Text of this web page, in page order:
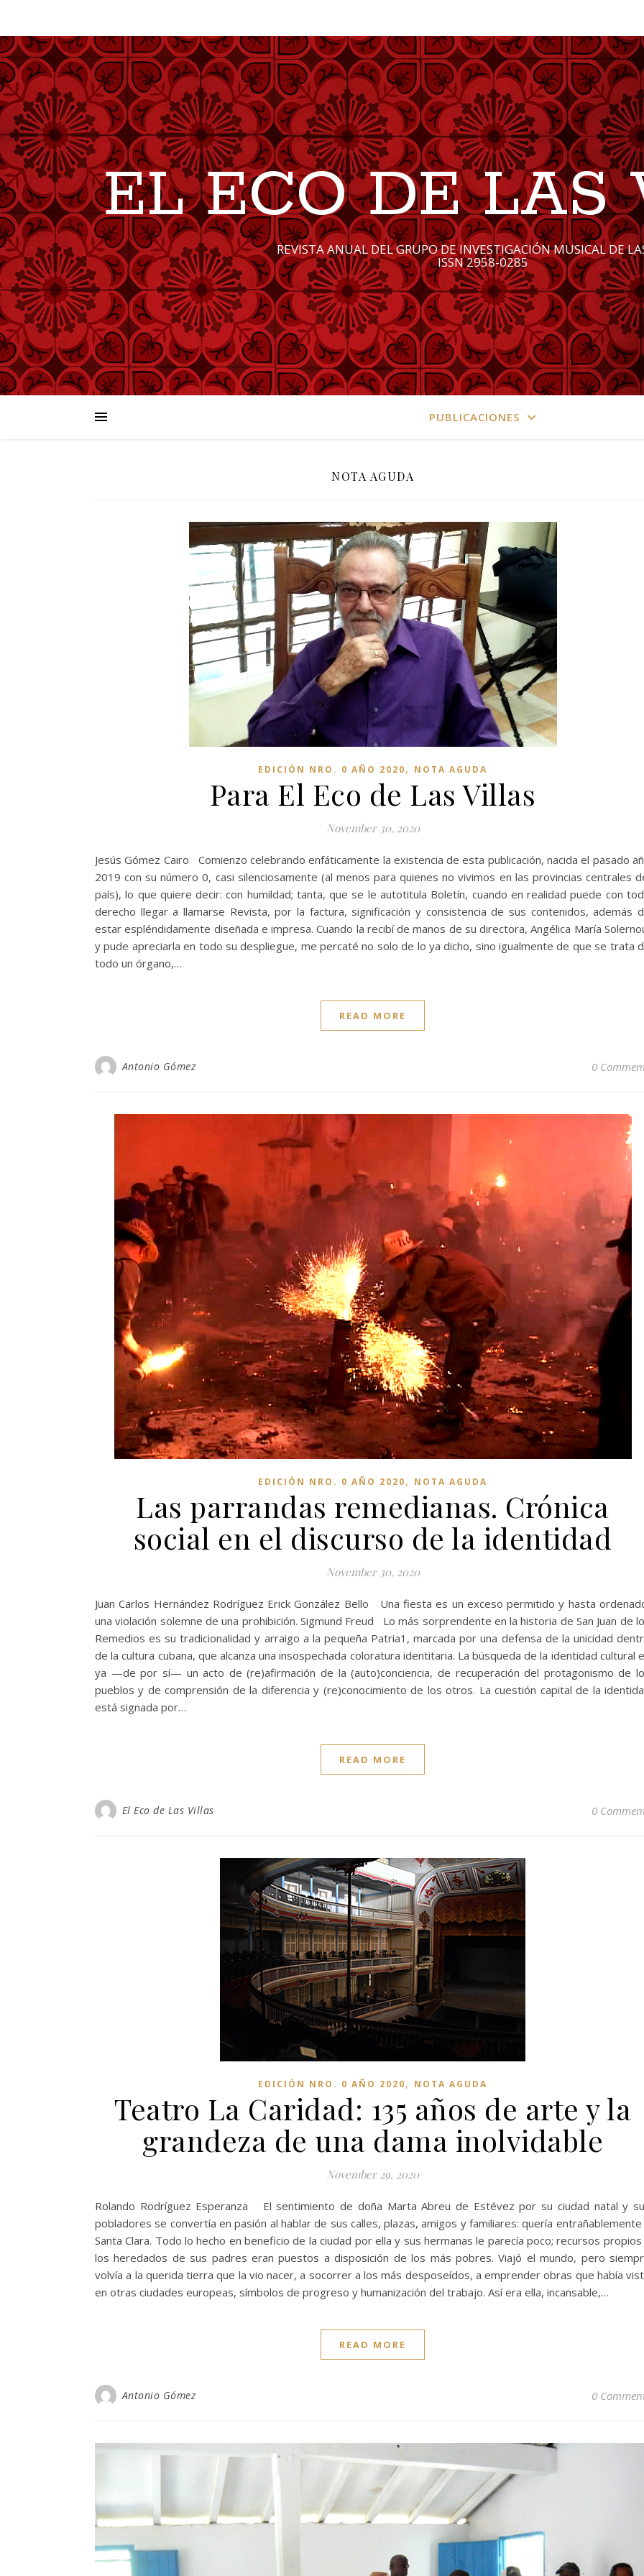
EL ECO DE LAS
REVISTA ANUAL DEL GRUPO DE INVESTIGACIÓN MUSICAL DE
PUBLICACIONES
NOTA AGUDA
EDICIÓN NRO. 0 AÑO 2020, NOTA AGUDA
Para El Eco de Las Villas
November 30, 2020
Jesús Gómez Cairo Comienzo celebrando enfáticamente la existencia de esta publicación, nacida el pasado
2019 con su número 0, casi silenciosamente (al menos para quienes no vivimos en las provincias centrales
país), lo que quiere decir: con humildad; tanta, que se le autotitula Boletín, cuando en realidad puede con
derecho llegar a llamarse Revista, por la factura, significación y consistencia de sus contenidos, además
estar espléndidamente diseñada e impresa. Cuando la recibí de manos de su directora, Angélica María
y pude apreciarla en todo su despliegue, me percaté no solo de lo ya dicho, sino igualmente de que se trata
todo un órgano,…
READ MORE
Antonio Gómez 0
EDICIÓN NRO. 0 AÑO 2020, NOTA AGUDA
Las parrandas remedianas. Crónica
social en el discurso de la identidad
November 30, 2020
Juan Carlos Hernández Rodríguez Erick González Bello Una fiesta es un exceso permitido y hasta ordenado,
una violación solemne de una prohibición. Sigmund Freud Lo más sorprendente en la historia de San Juan de
Remedios es su tradicionalidad y arraigo a la pequeña Patria1, marcada por una defensa de la unicidad
de la cultura cubana, que alcanza una insospechada coloratura identitaria. La búsqueda de la identidad cultural
ya —de por sí— un acto de (re)afirmación de la (auto)conciencia, de recuperación del protagonismo de
pueblos y de comprensión de la diferencia y (re)conocimiento de los otros. La cuestión capital de la
está signada por…
READ MORE
El Eco de Las Villas 0
EDICIÓN NRO. 0 AÑO 2020, NOTA AGUDA
Teatro La Caridad: 135 años de arte y la
grandeza de una dama inolvidable
November 29, 2020
Rolando Rodríguez Esperanza El sentimiento de doña Marta Abreu de Estévez por su ciudad natal y
pobladores se convertía en pasión al hablar de sus calles, plazas, amigos y familiares: quería entrañablemente
Santa Clara. Todo lo hecho en beneficio de la ciudad por ella y sus hermanas le parecía poco; recursos
los heredados de sus padres eran puestos a disposición de los más pobres. Viajó el mundo, pero
volvía a la querida tierra que la vio nacer, a socorrer a los más desposeídos, a emprender obras que había
en otras ciudades europeas, símbolos de progreso y humanización del trabajo. Así era ella, incansable,…
READ MORE
Antonio Gómez 0